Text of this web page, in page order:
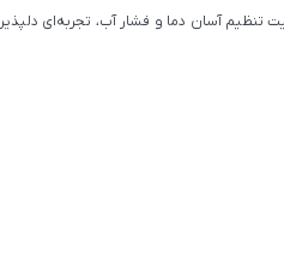
آسان دما و فشار آب، تجربه‌ای